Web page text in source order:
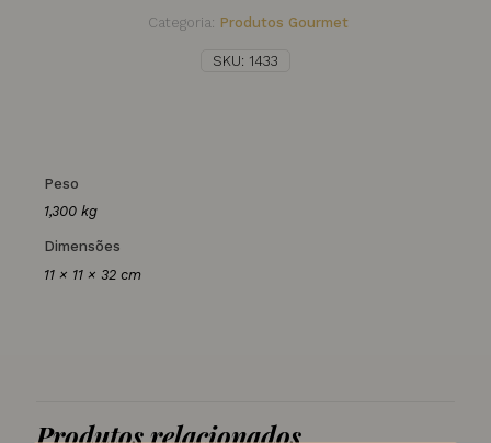
SKU: 1433
Categoria: Produtos Gourmet
Peso
1,300 kg
Dimensões
11 × 11 × 32 cm
Produtos relacionados